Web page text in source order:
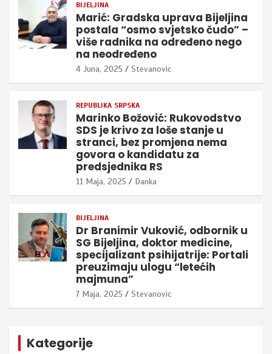
BIJELJINA
Marić: Gradska uprava Bijeljina
postala “osmo svjetsko čudo” –
više radnika na određeno nego
na neodređeno
4 Juna, 2025 Stevanovic
REPUBLIKA SRPSKA
Marinko Božović: Rukovodstvo
SDS je krivo za loše stanje u
stranci, bez promjena nema
govora o kandidatu za
predsjednika RS
11 Maja, 2025 Danka
BIJELJINA
Dr Branimir Vuković, odbornik u
SG Bijeljina, doktor medicine,
specijalizant psihijatrije: Portali
preuzimaju ulogu “letećih
majmuna”
7 Maja, 2025 Stevanovic
Kategorije